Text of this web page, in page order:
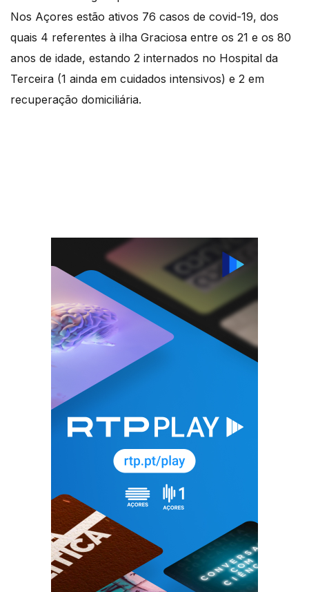
Nos Açores estão ativos 76 casos de covid-19, dos
quais 4 referentes à ilha Graciosa entre os 21 e os 80
anos de idade, estando 2 internados no Hospital da
Terceira (1 ainda em cuidados intensivos) e 2 em
recuperação domiciliária.